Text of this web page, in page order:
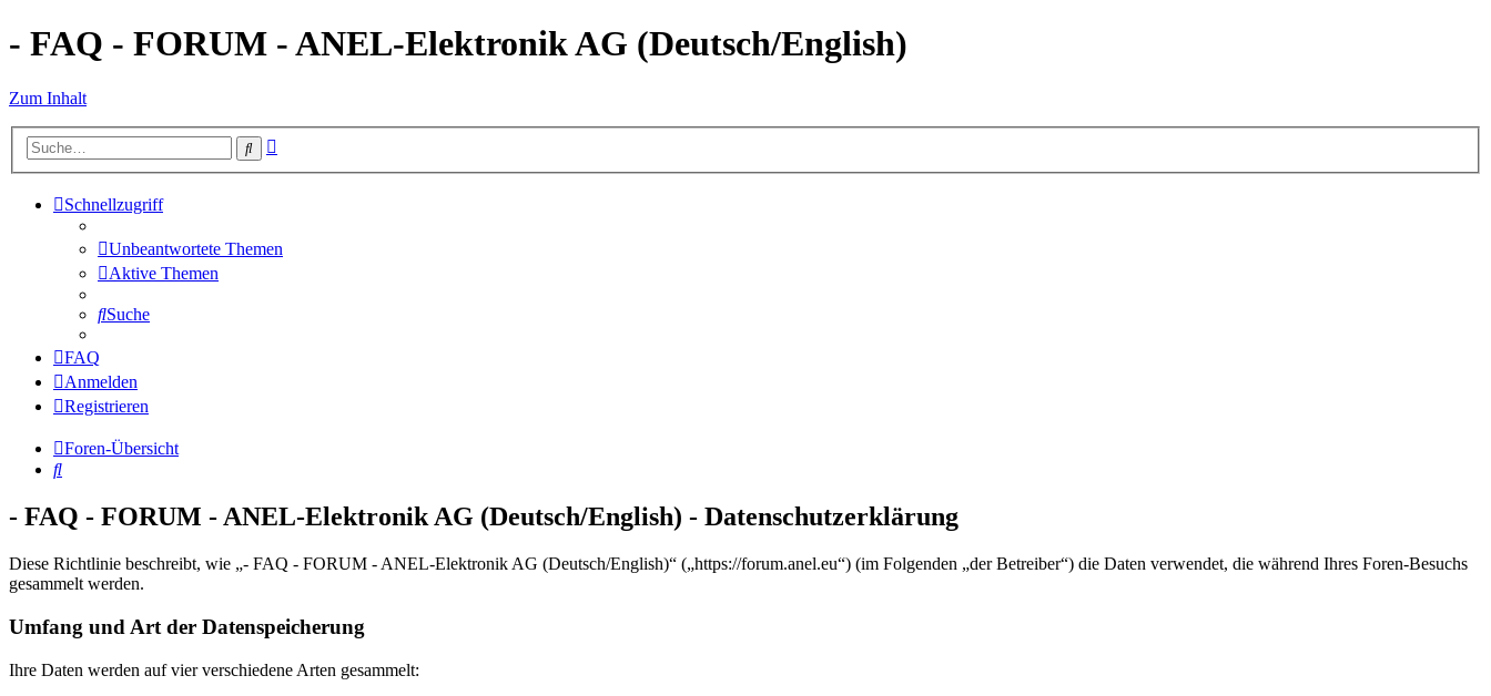
- FAQ - FORUM - ANEL-Elektronik AG (Deutsch/English)
Zum Inhalt
Suche
Schnellzugriff
Unbeantwortete Themen
Aktive Themen
Suche
FAQ
Anmelden
Registrieren
Foren-Übersicht
Suche
- FAQ - FORUM - ANEL-Elektronik AG (Deutsch/English) - Datenschutzerklärung
Diese Richtlinie beschreibt, wie „- FAQ - FORUM - ANEL-Elektronik AG (Deutsch/English)“ („https://forum.anel.eu“) (im Folgenden „der Betreiber“) die Daten verwendet, die während Ihres Foren-Besuchs
gesammelt werden.
Umfang und Art der Datenspeicherung
Ihre Daten werden auf vier verschiedene Arten gesammelt: